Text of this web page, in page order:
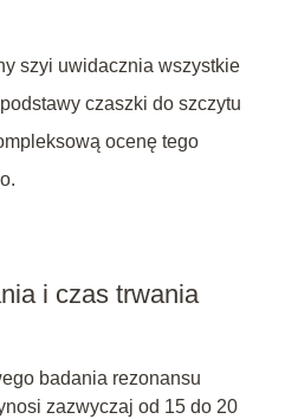
szyi uwidacznia wszystkie
czaszki do szczytu
ocenę tego
i czas trwania
badania rezonansu
zazwyczaj od 15 do 20